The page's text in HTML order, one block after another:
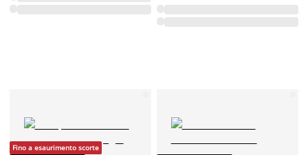
Fino a esaurimento scorte